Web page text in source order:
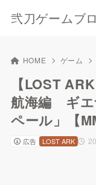
弐刀ゲームブ
HOME ゲーム
【LOST
航海編 ギ
ペール」【
広告 LOST ARK